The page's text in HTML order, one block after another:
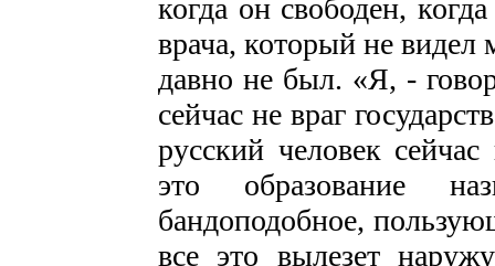
когда он свободен,
врача, который не видел
давно не был. «Я, -
сейчас не враг
русский человек
это образование
бандоподобное,
все это вылезет